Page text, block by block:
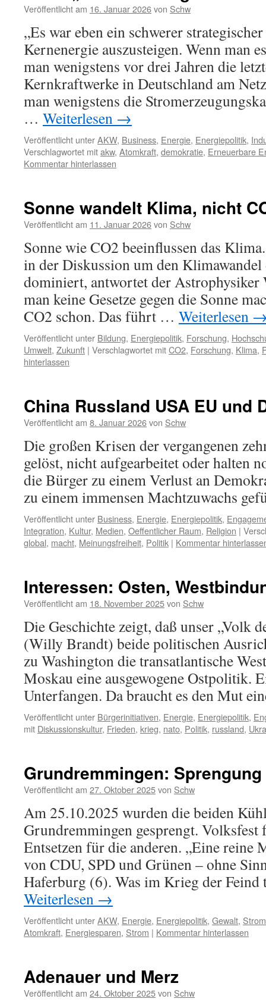
Veröffentlicht am 16. Januar 2026von Schw
„Es war eben ein schwerer
Kernenergie auszusteigen. Wenn man
man wenigstens vor drei Jahren die
Kernkraftwerke in Deutschland am
man wenigstens die
… Weiterlesen →
Veröffentlicht unterAKW, Business, Energie, Energiepolitik,
Verschlagwortet mitakw, Atomkraft, demokratie, Erneuerbare
Kommentar hinterlassen
Sonne wandelt Klima, nicht
Veröffentlicht am 11. Januar 2026von Schw
Sonne wie CO2 beeinflussen das
in der Diskussion um den
dominiert, antwortet der
man keine Gesetze gegen die Sonne
CO2 schon. Das führt … Weiterlesen
Veröffentlicht unter Bildung, Energiepolitik, Forschung,
Umwelt, Zukunft | Verschlagwortet mitCO2, Forschung, Klima,
hinterlassen
China Russland USA EU und
Veröffentlicht am 8. Januar 2026von Schw
Die großen Krisen der vergangenen
gelöst, nicht aufgearbeitet oder halten
die Bürger zu einem Verlust an
zu einem immensen Machtzuwachs
Veröffentlicht unter Business, Energie, Energiepolitik,
Integration, Kultur, Medien, Oeffentlicher Raum, Religion |
global, macht, Meinungsfreiheit, Politik | Kommentar
Interessen: Osten,
Veröffentlicht am 18. November 2025von Schw
Die Geschichte zeigt, daß unser „Volk
(Willy Brandt) beide politischen
zu Washington die transatlantische
Moskau eine ausgewogene Ostpolitik.
Unterfangen. Da braucht es den Mut
Veröffentlicht unter Bürgerinitiativen, Energie, Energiepolitik,
mit Diskussionskultur, Frieden, krieg, nato, Politik, russland,
Grundremmingen: Sprengung
Veröffentlicht am 27. Oktober 2025von Schw
Am 25.10.2025 wurden die beiden
Grundremmingen gesprengt. Volksfest
Entsetzen für die anderen. „Eine reine
von CDU, SPD und Grünen – ohne
Haferburg (6). Was im Krieg der
Weiterlesen →
Veröffentlicht unterAKW, Energie, Energiepolitik, Gewalt, Strom
Atomkraft, Energiesparen, Strom | Kommentar hinterlassen
Adenauer und Merz
Veröffentlicht am 24. Oktober 2025von Schw